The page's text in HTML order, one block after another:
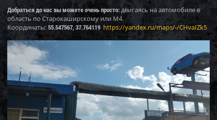
Добраться до нас вы можете очень просто:двигаясь на автомобиле в
область по Старокаширскому или М4.
Координаты:55.547567, 37.764119 https://yandex.ru/maps/-/CHvaIZk5